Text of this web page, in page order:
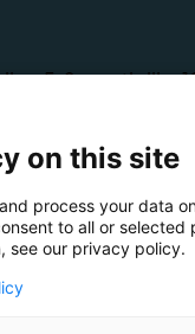
5-8 -vuotiaille.
kautta.
on
on suljettu
pitämään
on this site
process your data
to all or selected
see our privacy policy.